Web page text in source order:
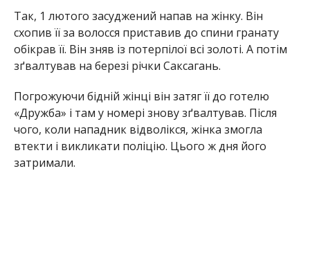
Так, 1 лютого засуджений напав на жінку. Він
схопив її за волосся приставив до спини гранату
обікрав її. Він зняв із потерпілої всі золоті. А потім
зґвалтував на березі річки Саксагань.
Погрожуючи бідній жінці він затяг її до готелю
«Дружба» і там у номері знову зґвалтував. Після
чого, коли нападник відволікся, жінка змогла
втекти і викликати поліцію. Цього ж дня його
затримали.